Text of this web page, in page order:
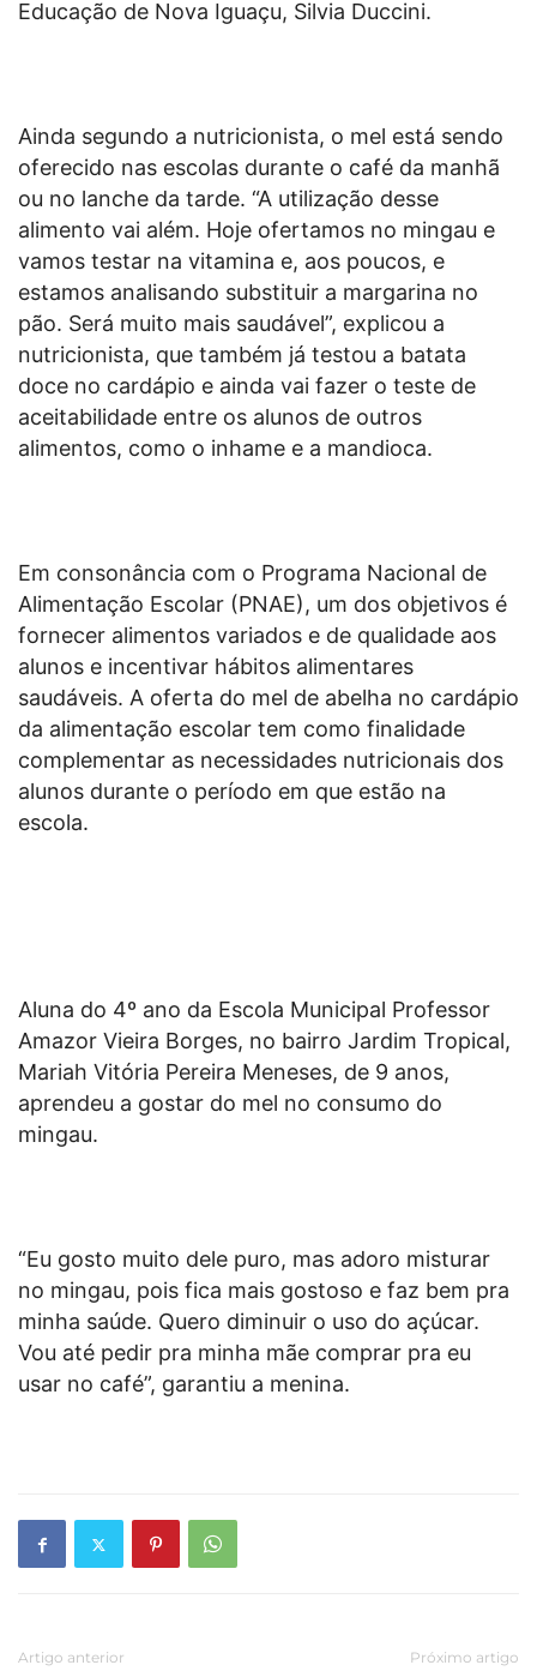
Educação de Nova Iguaçu, Silvia Duccini.
Ainda segundo a nutricionista, o mel está sendo
oferecido nas escolas durante o café da manhã
ou no lanche da tarde. “A utilização desse
alimento vai além. Hoje ofertamos no mingau e
vamos testar na vitamina e, aos poucos, e
estamos analisando substituir a margarina no
pão. Será muito mais saudável”, explicou a
nutricionista, que também já testou a batata
doce no cardápio e ainda vai fazer o teste de
aceitabilidade entre os alunos de outros
alimentos, como o inhame e a mandioca.
Em consonância com o Programa Nacional de
Alimentação Escolar (PNAE), um dos objetivos é
fornecer alimentos variados e de qualidade aos
alunos e incentivar hábitos alimentares
saudáveis. A oferta do mel de abelha no cardápio
da alimentação escolar tem como finalidade
complementar as necessidades nutricionais dos
alunos durante o período em que estão na
escola.
Aluna do 4º ano da Escola Municipal Professor
Amazor Vieira Borges, no bairro Jardim Tropical,
Mariah Vitória Pereira Meneses, de 9 anos,
aprendeu a gostar do mel no consumo do
mingau.
“Eu gosto muito dele puro, mas adoro misturar
no mingau, pois fica mais gostoso e faz bem pra
minha saúde. Quero diminuir o uso do açúcar.
Vou até pedir pra minha mãe comprar pra eu
usar no café”, garantiu a menina.
Artigo anterior Próximo artigo